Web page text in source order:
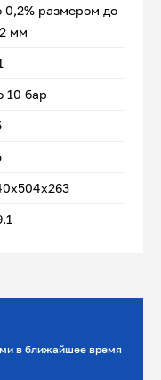
0,2% размером до
мм
10 бар
в ближайшее время